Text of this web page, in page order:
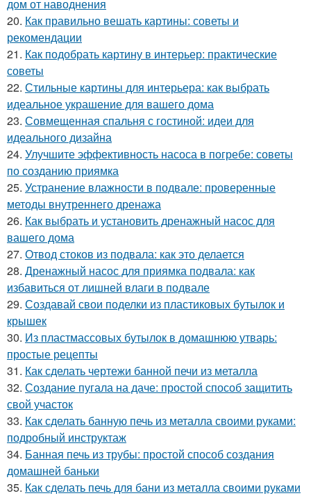
дом от наводнения
20. Как правильно вешать картины: советы и
рекомендации
21. Как подобрать картину в интерьер: практические
советы
22. Стильные картины для интерьера: как выбрать
идеальное украшение для вашего дома
23. Совмещенная спальня с гостиной: идеи для
идеального дизайна
24. Улучшите эффективность насоса в погребе: советы
по созданию приямка
25. Устранение влажности в подвале: проверенные
методы внутреннего дренажа
26. Как выбрать и установить дренажный насос для
вашего дома
27. Отвод стоков из подвала: как это делается
28. Дренажный насос для приямка подвала: как
избавиться от лишней влаги в подвале
29. Создавай свои поделки из пластиковых бутылок и
крышек
30. Из пластмассовых бутылок в домашнюю утварь:
простые рецепты
31. Как сделать чертежи банной печи из металла
32. Создание пугала на даче: простой способ защитить
свой участок
33. Как сделать банную печь из металла своими руками:
подробный инструктаж
34. Банная печь из трубы: простой способ создания
домашней баньки
35. Как сделать печь для бани из металла своими руками